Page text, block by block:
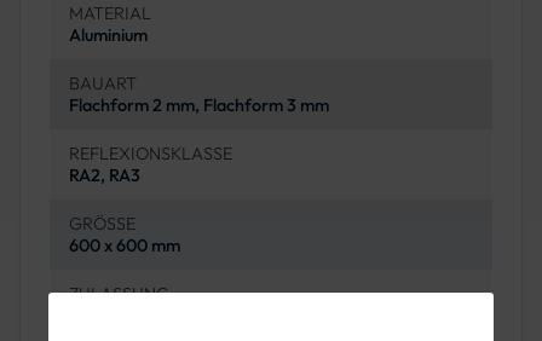
MATERIAL
Aluminium
BAUART
Flachform 2 mm, Flachform 3 mm
REFLEXIONSKLASSE
RA2, RA3
GRÖSSE
600 x 600 mm
ZULASSUNG